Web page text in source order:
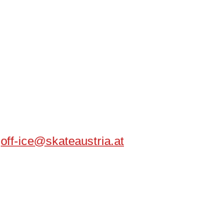
off-ice@skateaustria.at